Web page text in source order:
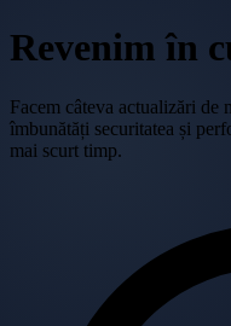
Revenim în
Facem câteva actualizări de
îmbunătăți securitatea și
mai scurt timp.